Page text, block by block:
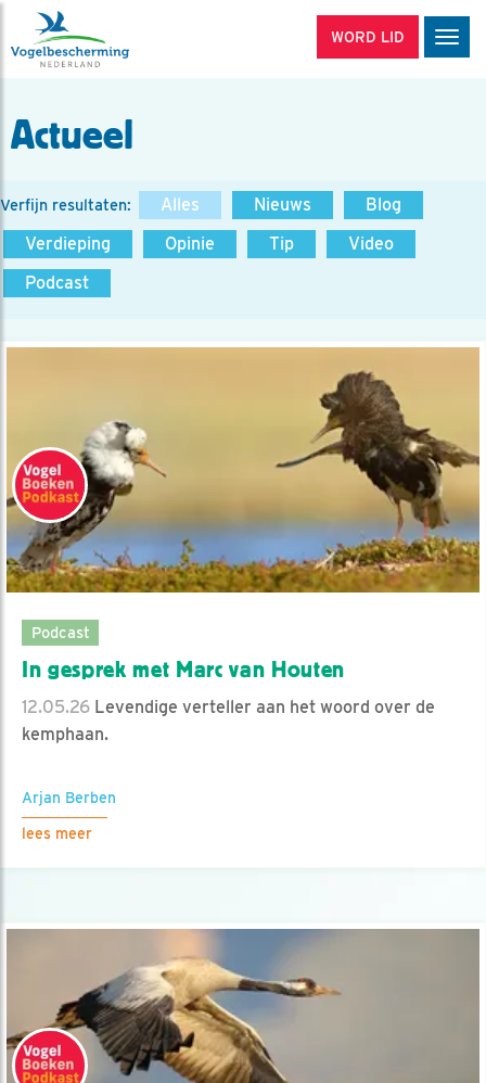
WORD LID
Actueel
Verfijn resultaten: Alles Nieuws
Blog
Verdieping
Opinie Tip
Video
Podcast
Podcast
In gesprek met Marc van Houten
12.05.26 Levendige verteller aan het woord over de
kemphaan.
Arjan Berben
lees meer